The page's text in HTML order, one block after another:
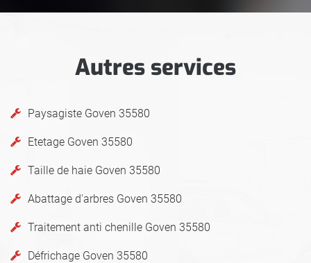
Autres services
Paysagiste Goven 35580
Etetage Goven 35580
Taille de haie Goven 35580
Abattage d'arbres Goven 35580
Traitement anti chenille Goven 35580
Défrichage Goven 35580